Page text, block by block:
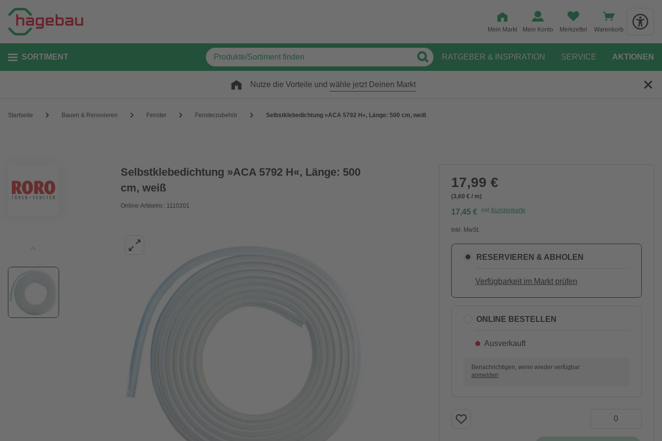
Mein Markt Mein Konto Merkzettel Warenkorb
SORTIMENT RATGEBER & INSPIRATION SERVICE AKTIONEN
Nutze die Vorteile und wähle jetzt Deinen Markt
Startseite Bauen & Renovieren Fenster Fensterzubehör Selbstklebedichtung »ACA 5792 H«, Länge: 500 cm, weiß
Selbstklebedichtung »ACA 5792 H«, Länge: 500
cm, weiß
Online-Artikelnr.: 1110201
17,99 €
(3,60 € / m)
17,45 € mit Kundenkarte
Inkl. MwSt.
RESERVIEREN & ABHOLEN
Verfügbarkeit im Markt prüfen
ONLINE BESTELLEN
Ausverkauft
Benachrichtigen, wenn wieder verfügbar
anmelden